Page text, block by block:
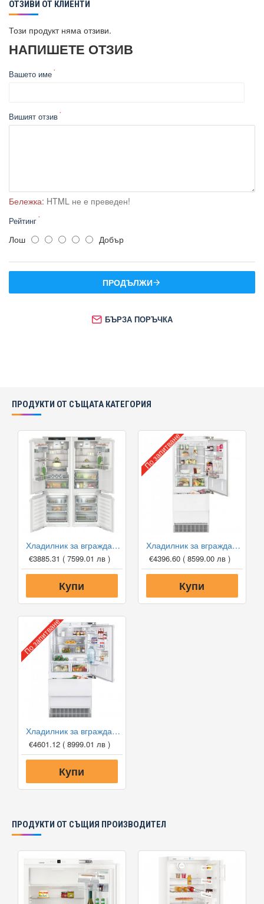
ОТЗИВИ ОТ КЛИЕНТИ
Този продукт няма отзиви.
НАПИШЕТЕ ОТЗИВ
Вашето име
Вишият отзив
Бележка: HTML не е преведен!
Рейтинг
Лош Добър
ПРОДЪЛЖИ
БЪРЗА ПОРЪЧКА
ПРОДУКТИ ОТ СЪЩАТА КАТЕГОРИЯ
Хладилник за вграждане Liebherr IXCC 5155 Prime BioFresh NoFrost Side-by-Side
€3885.31 ( 7599.01 лв )
Купи
По запитване
Хладилник за вграждане Liebherr ECBN 5066 PremiumPlus BioFresh NoFrost IceMaker
€4396.60 ( 8599.00 лв )
Купи
По запитване
Хладилник за вграждане Liebherr ECBN 6156 Premium BioFresh NoFrost IceMaker
€4601.12 ( 8999.01 лв )
Купи
ПРОДУКТИ ОТ СЪЩИЯ ПРОИЗВОДИТЕЛ